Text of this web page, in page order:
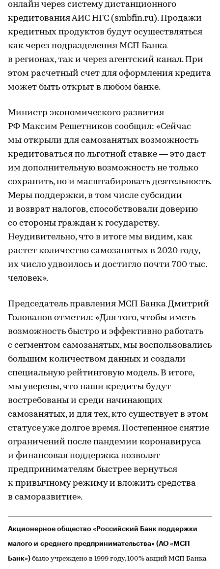
онлайн через систему дистанционного
кредитования АИС НГС (smbfin.ru). Продажи
кредитных продуктов будут осуществляться
как через подразделения МСП Банка
в регионах, так и через агентский канал. При
этом расчетный счет для оформления кредита
может быть открыт в любом банке.
Министр экономического развития
РФ Максим Решетников сообщил: «Сейчас
мы открыли для самозанятых возможность
кредитоваться по льготной ставке — это даст
им дополнительную возможность не только
сохранить, но и масштабировать деятельность.
Меры поддержки, в том числе субсидии
и возврат налогов, способствовали доверию
со стороны граждан к государству.
Неудивительно, что в итоге мы видим, как
растет количество самозанятых в 2020 году,
их число удвоилось и достигло почти 700 тыс.
человек».
Председатель правления МСП Банка Дмитрий
Голованов отметил: «Для того, чтобы иметь
возможность быстро и эффективно работать
с сегментом самозанятых, мы воспользовались
большим количеством данных и создали
специальную рейтинговую модель. В итоге,
мы уверены, что наши кредиты будут
востребованы и среди начинающих
самозанятых, и для тех, кто существует в этом
статусе уже долгое время. Постепенное снятие
ограничений после пандемии коронавируса
и финансовая поддержка позволят
предпринимателям быстрее вернуться
к привычному режиму и вложить средства
в саморазвитие».
Акционерное общество «Российский Банк поддержки
малого и среднего предпринимательства» (АО «МСП
Банк») было учреждено в 1999 году, 100% акций МСП Банка